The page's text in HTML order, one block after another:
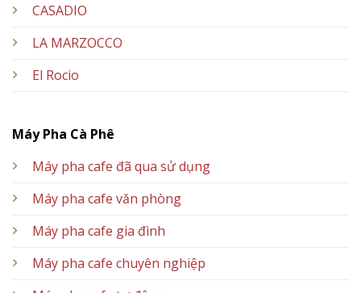
CASADIO
LA MARZOCCO
El Rocio
Máy Pha Cà Phê
Máy pha cafe đã qua sử dụng
Máy pha cafe văn phòng
Máy pha cafe gia đình
Máy pha cafe chuyên nghiệp